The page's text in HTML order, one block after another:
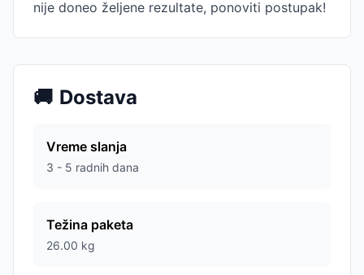
nije doneo željene rezultate, ponoviti postupak!
🚚 Dostava
Vreme slanja
3 - 5 radnih dana
Težina paketa
26.00 kg